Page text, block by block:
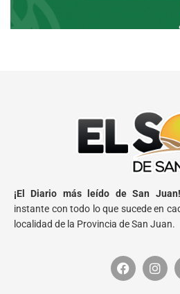
¡El Diario más leído de San Juan!
instante con todo lo que sucede en
localidad de la Provincia de San Juan.